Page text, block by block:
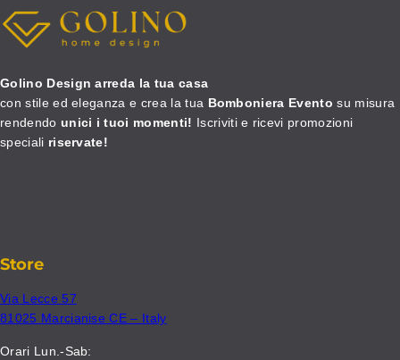
Golino Design arreda la tua casa
con stile ed eleganza e crea la tua Bomboniera Evento su misura
rendendo unici i tuoi momenti! Iscriviti e ricevi promozioni
speciali riservate!
Store
Via Lecce 57
81025 Marcianise CE – Italy
Orari Lun.-Sab: